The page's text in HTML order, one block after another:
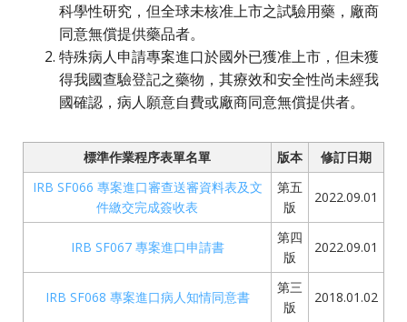
科學性研究，但全球未核准上市之試驗用藥，廠商
同意無償提供藥品者。
特殊病人申請專案進口於國外已獲准上市，但未獲
得我國查驗登記之藥物，其療效和安全性尚未經我
國確認，病人願意自費或廠商同意無償提供者。
標準作業程序表單名單 版本
修訂日期
IRB SF066 專案進口審查送審資料表及文
件繳交完成簽收表
第五
版
2022.09.01
IRB SF067 專案進口申請書
第四
版
2022.09.01
IRB SF068 專案進口病人知情同意書
第三
版
2018.01.02